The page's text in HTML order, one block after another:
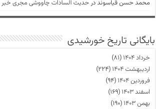
محمد حسن قیاسونددر حدیث السادات چاووشی مجری خبر
بایگانی تاریخ خورشیدی
خرداد ۱۴۰۴
(۸۱)
اردیبهشت ۱۴۰۴
(۲۲۴)
فروردین ۱۴۰۴
(۹۴)
اسفند ۱۴۰۳
(۱۶۹)
بهمن ۱۴۰۳
(۱۹۰)